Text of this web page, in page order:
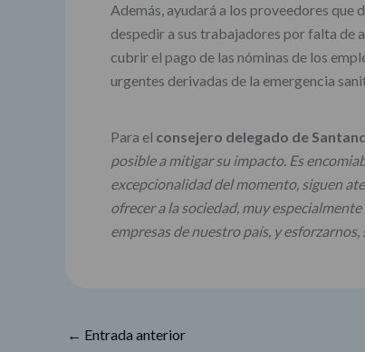
Además, ayudará a los proveedores que
despedir a sus trabajadores por falta de
cubrir el pago de las nóminas de los
urgentes derivadas de la emergencia
Para el consejero delegado de
posible a mitigar su impacto. Es
excepcionalidad del momento, siguen
ofrecer a la sociedad, muy
empresas de nuestro país, y
← Entrada anterior